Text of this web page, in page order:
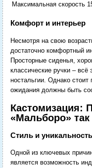
Максимальная скорость
Комфорт и интерьер
Несмотря на свою
достаточно комфортный
Просторные сиденья,
классические ручки –
ностальгии. Однако
ожидания должны быть
Кастомизация:
«Мальборо» так
Стиль и уникальность
Одной из ключевых
является возможность